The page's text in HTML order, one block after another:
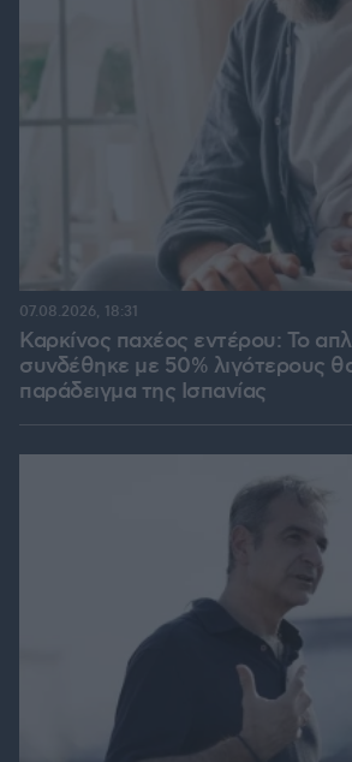
Καρκίνος παχέος εντέρου: Το
συνδέθηκε με 50% λιγότερους
παράδειγμα της Ισπανίας
07.08.2026, 18:31